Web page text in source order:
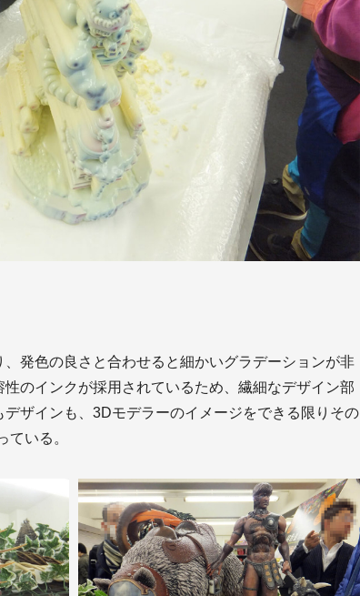
発色の良さと合わせると細かいグラデーションが非
のインクが採用されているため、繊細なデザイン部
ザインも、3Dモデラーのイメージをできる限りその
ている。